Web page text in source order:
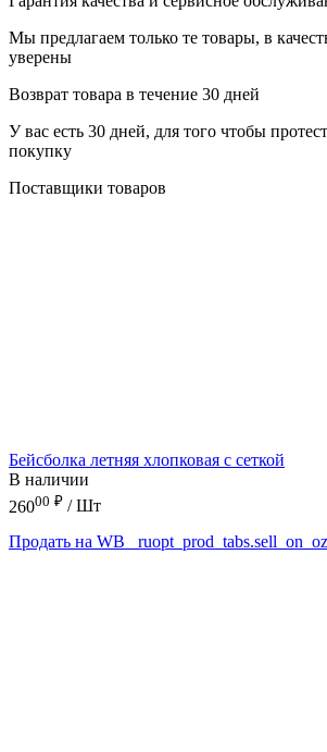
Мы предлагаем только те товары, в
уверены
Возврат товара в течение 30 дней
У вас есть 30 дней, для того чтобы
покупку
Поставщики товаров
Бейсболка летняя хлопковая с сеткой
В наличии
26000 ₽ / Шт
Продать на WB